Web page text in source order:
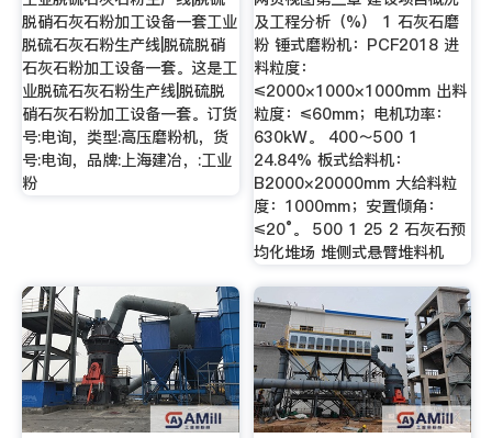
脱硝石灰石粉加工设备一套工业
脱硫石灰石粉生产线|脱硫脱硝
石灰石粉加工设备一套。这是工
业脱硫石灰石粉生产线|脱硫脱
硝石灰石粉加工设备一套。订货
号:电询，类型:高压磨粉机，货
号:电询，品牌:上海建冶，:工业
粉
及工程分析（%） 1 石灰石磨
粉 锤式磨粉机：PCF2018 进
料粒度：
≤2000×1000×1000mm 出料
粒度：≤60mm；电机功率：
630kW。 400～500 1
24.84% 板式给料机：
B2000×20000mm 大给料粒
度：1000mm；安置倾角：
≤20°。 500 1 25 2 石灰石预
均化堆场 堆侧式悬臂堆料机